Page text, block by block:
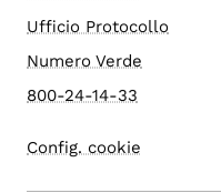
Ufficio Protocollo
Numero Verde
800-24-14-33
Config. cookie